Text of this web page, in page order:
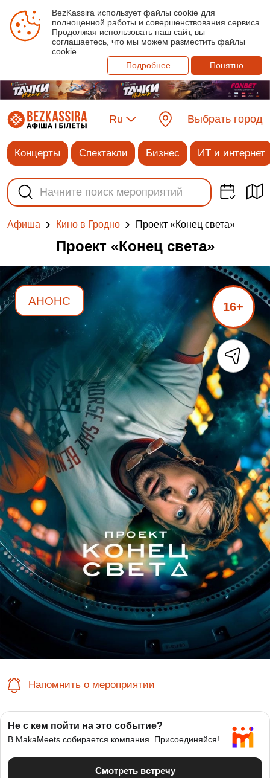
BezKassira использует файлы cookie для
полноценной работы и совершенствования сервиса.
Продолжая использовать наш сайт, вы
соглашаетесь, что мы можем разместить файлы
cookie.
Подробнее
Понятно
Ru Выбрать город
Концерты Спектакли Бизнес ИТ и интернет
Афиша Кино в Гродно Проект «Конец света»
Проект «Конец света»
АНОНС 16+
Напомнить о мероприятии